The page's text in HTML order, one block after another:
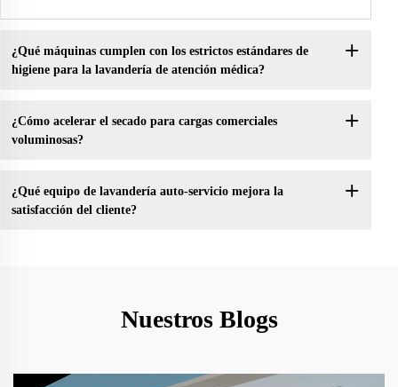
¿Qué máquinas cumplen con los estrictos estándares de
higiene para la lavandería de atención médica?
¿Cómo acelerar el secado para cargas comerciales
voluminosas?
¿Qué equipo de lavandería auto-servicio mejora la
satisfacción del cliente?
Nuestros Blogs